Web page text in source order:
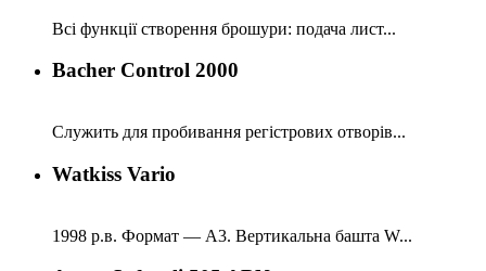
Всі функції створення брошури: подача лист...
Bacher Control 2000
Служить для пробивання регістрових отворів...
Watkiss Vario
1998 р.в. Формат — А3. Вертикальна башта W...